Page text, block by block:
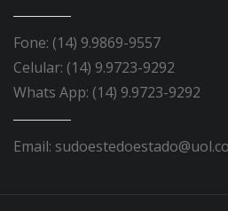
Fone: (14) 9.9869-9557
Celular: (14) 9.9723-9292
Whats App: (14) 9.9723-9292
Email: